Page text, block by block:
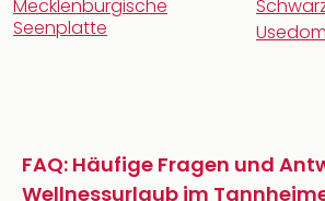
Mecklenburgische
Seenplatte
Usedom
FAQ: Häufige Fragen und
Wellnessurlaub im